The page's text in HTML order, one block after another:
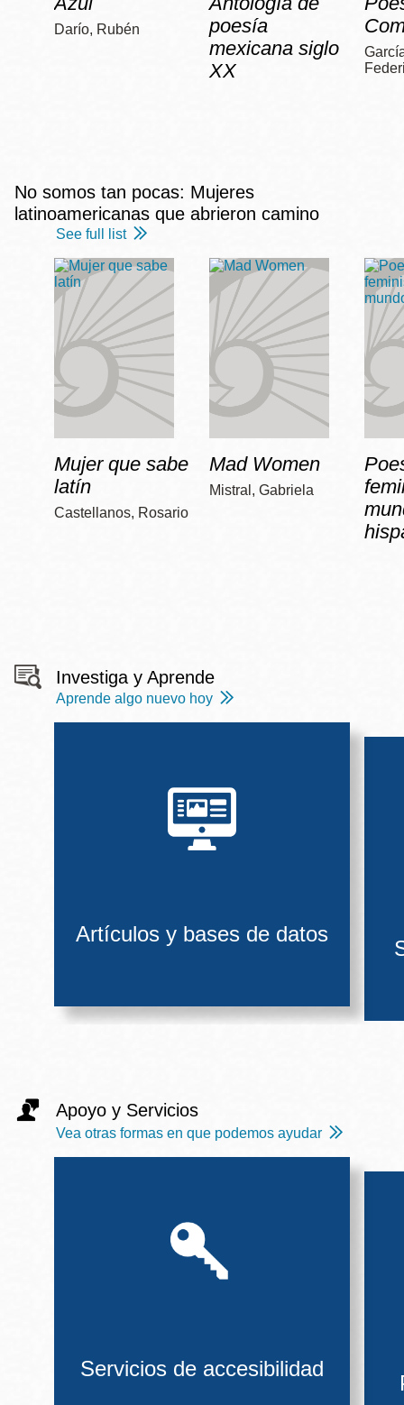
Darío, Rubén
poesía
mexicana siglo
XX
No somos tan pocas: Mujeres
latinoamericanas que abrieron camino
See full list
Mujer que sabe
latín
Castellanos, Rosario
Mad Women
Mistral, Gabriela
Investiga y Aprende
Aprende algo nuevo hoy
Artículos y bases de datos
Apoyo y Servicios
Vea otras formas en que podemos ayudar
Servicios de accesibilidad